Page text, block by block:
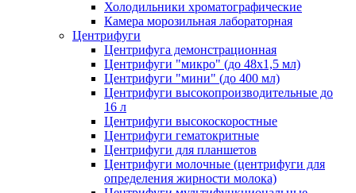
Холодильники хроматографические
Камера морозильная лабораторная
Центрифуги
Центрифуга демонстрационная
Центрифуги "микро" (до 48x1,5 мл)
Центрифуги "мини" (до 400 мл)
Центрифуги высокопроизводительные до
16 л
Центрифуги высокоскоростные
Центрифуги гематокритные
Центрифуги для планшетов
Центрифуги молочные (центрифуги для
определения жирности молока)